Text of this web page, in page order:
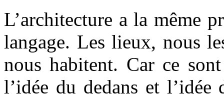
L’architecture a la même
langage. Les lieux, nous
nous habitent. Car ce
l’idée du dedans et